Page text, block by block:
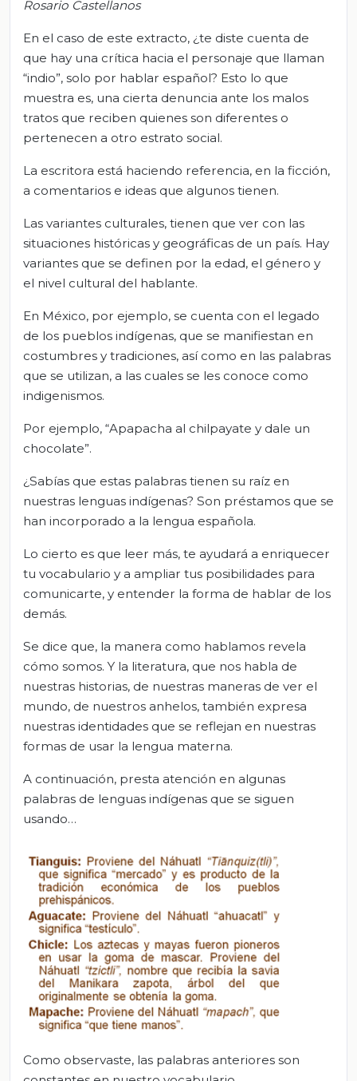
Rosario Castellanos
En el caso de este extracto, ¿te diste cuenta de
que hay una crítica hacia el personaje que llaman
“indio”, solo por hablar español? Esto lo que
muestra es, una cierta denuncia ante los malos
tratos que reciben quienes son diferentes o
pertenecen a otro estrato social.
La escritora está haciendo referencia, en la ficción,
a comentarios e ideas que algunos tienen.
Las variantes culturales, tienen que ver con las
situaciones históricas y geográficas de un país. Hay
variantes que se definen por la edad, el género y
el nivel cultural del hablante.
En México, por ejemplo, se cuenta con el legado
de los pueblos indígenas, que se manifiestan en
costumbres y tradiciones, así como en las palabras
que se utilizan, a las cuales se les conoce como
indigenismos.
Por ejemplo, “Apapacha al chilpayate y dale un
chocolate”.
¿Sabías que estas palabras tienen su raíz en
nuestras lenguas indígenas? Son préstamos que se
han incorporado a la lengua española.
Lo cierto es que leer más, te ayudará a enriquecer
tu vocabulario y a ampliar tus posibilidades para
comunicarte, y entender la forma de hablar de los
demás.
Se dice que, la manera como hablamos revela
cómo somos. Y la literatura, que nos habla de
nuestras historias, de nuestras maneras de ver el
mundo, de nuestros anhelos, también expresa
nuestras identidades que se reflejan en nuestras
formas de usar la lengua materna.
A continuación, presta atención en algunas
palabras de lenguas indígenas que se siguen
usando…
Como observaste, las palabras anteriores son